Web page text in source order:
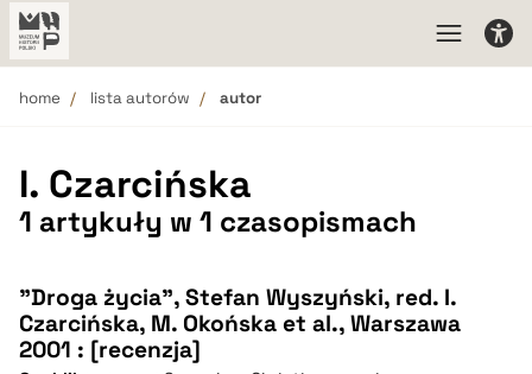
home lista autorów autor
I. Czarcińska
1 artykuły w 1 czasopismach
"Droga życia", Stefan Wyszyński, red. I.
Czarcińska, M. Okońska et al., Warszawa
2001 : [recenzja]